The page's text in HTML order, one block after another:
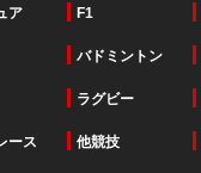
ア F1
バドミントン
ラグビー
ース 他競技